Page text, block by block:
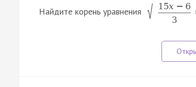
Найдите корень уравнения √ 15x − 6
3